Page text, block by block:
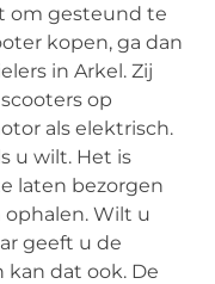
om gesteund te
kopen, ga dan
in Arkel. Zij
op
als elektrisch.
u wilt. Het is
laten bezorgen
Wilt u
geeft u de
kan dat ook. De